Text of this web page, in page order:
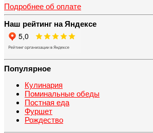
Подробнее об оплате
Наш рейтинг на Яндексе
Популярное
Кулинария
Поминальные обеды
Постная еда
Фуршет
Рождество